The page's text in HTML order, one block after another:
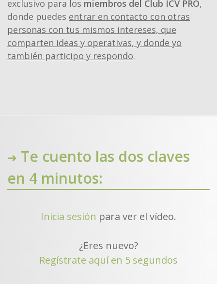
exclusivo para los miembros del Club ICV PRO,
donde puedes entrar en contacto con otras
personas con tus mismos intereses, que
comparten ideas y operativas, y donde yo
también participo y respondo.
➜ Te cuento las dos claves
en 4 minutos:
Inicia sesión para ver el vídeo.
¿Eres nuevo?
Regístrate aquí en 5 segundos